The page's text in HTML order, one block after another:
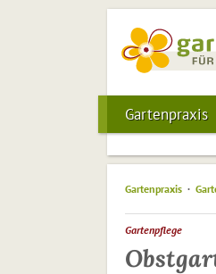
Gartenpraxis
Gartenpraxis
Gartenpflege